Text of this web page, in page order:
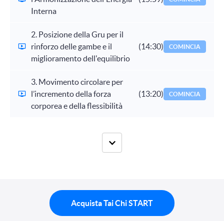
Interna
2. Posizione della Gru per il
rinforzo delle gambe e il
miglioramento dell'equilibrio
(14:30) COMINCIA
3. Movimento circolare per
l’incremento della forza
corporea e della flessibilità
(13:20) COMINCIA
Acquista Tai Chi START